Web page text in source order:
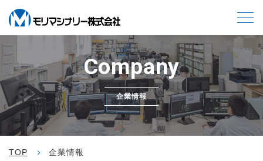
Company
企業情報
TOP 企業情報